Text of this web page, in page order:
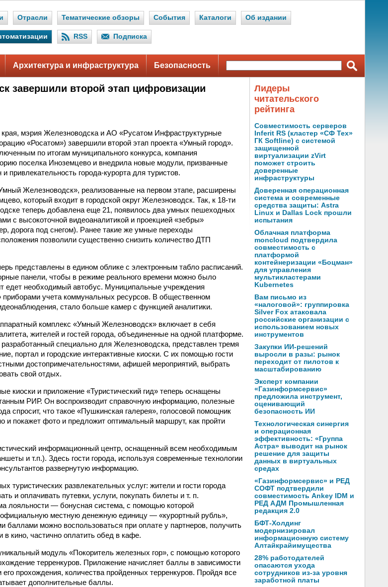
Отрасли Тематические обзоры События Каталоги Об издании
RSS Подписка
Архитектура и инфраструктура Безопасность
завершили второй этап цифровизации
края, мэрия Железноводска и АО «Русатом Инфраструктурные
«Росатом») завершили второй этап проекта «Умный город».
по итогам муниципального конкурса, компания
поселка Иноземцево и внедрила новые модули, призванные
привлекательность города-курорта для туристов.
Железноводск», реализованные на первом этапе, расширены
который входит в городской округ Железноводск. Так, к 18-ти
теперь добавлена еще 21, появилось два умных пешеходных
с высокоточной видеоаналитикой и проекцией «зебры»
дорога под снегом). Ранее такие же умные переходы
позволили существенно снизить количество ДТП
представлены в едином облике с электронным табло расписаний.
панели, чтобы в режиме реального времени можно было
едет необходимый автобус. Муниципальные учреждения
учета коммунальных ресурсов. В общественном
стало больше камер с функцией аналитики.
комплекс «Умный Железноводск» включает в себя
жителей и гостей города, объединенные на одной платформе.
специально для Железноводска, представлен тремя
портал и городские интерактивные киоски. С их помощью гости
достопримечательностями, афишей мероприятий, выбрать
свой отдых.
киоски и приложение «Туристический гид» теперь оснащены
РИР. Он воспроизводит справочную информацию, полезные
спросит, что такое «Пушкинская галерея», голосовой помощник
и покажет фото и предложит оптимальный маршрут, как пройти
информационный центр, оснащенный всем необходимым
и т.п.). Здесь гости города, используя современные технологии
развернутую информацию.
туристических развлекательных услуг: жители и гости города
и оплачивать путевки, услуги, покупать билеты и т. п.
лояльности — бонусная система, с помощью которой
местную денежную единицу — «курортный рубль»,
баллами можно воспользоваться при оплате у партнеров, получить
в кино, частично оплатить обед в кафе.
модуль «Покоритель железных гор», с помощью которого
терренкуров. Приложение начисляет баллы в зависимости
прохождения, количества пройденных терренкуров. Пройдя все
дополнительные баллы.
Лидеры
читательского
рейтинга
Совместимость серверов
Inferit RS (кластер «СФ Тех»
ГК Softline) с системой
защищенной
виртуализации zVirt
поможет строить
доверенные
инфраструктуры
Доверенная операционная
система и современные
средства защиты: Astra
Linux и Dallas Lock прошли
испытания
Облачная платформа
moncloud подтвердила
совместимость с
платформой
контейнеризации «Боцман»
для управления
мультикластерами
Kubernetes
Вам письмо из
«налоговой»: группировка
Silver Fox атаковала
российские организации с
использованием новых
инструментов
Закупки ИИ-решений
выросли в разы: рынок
переходит от пилотов к
масштабированию
Эксперт компании
«Газинформсервис»
предложила инструмент,
оценивающий
безопасность ИИ
Технологическая синергия
и операционная
эффективность: «Группа
Астра» выводит на рынок
решение для защиты
данных в виртуальных
средах
«Газинформсервис» и РЕД
СОФТ подтвердили
совместимость Ankey IDM и
РЕД АДМ Промышленная
редакция 2.0
БФТ-Холдинг
модернизировал
информационную систему
Алтайкрайимущества
28% работодателей
опасаются ухода
сотрудников из-за уровня
заработной платы